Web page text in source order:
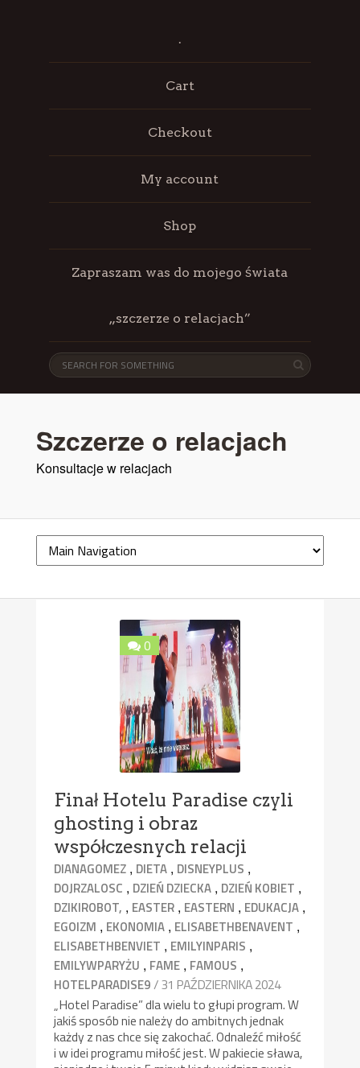
.
Cart
Checkout
My account
Shop
Zapraszam was do mojego świata
„szczerze o relacjach”
Szczerze o relacjach
Konsultacje w relacjach
0
Finał Hotelu Paradise czyli
ghosting i obraz
współczesnych relacji
DIANAGOMEZ , DIETA , DISNEYPLUS ,
DOJRZALOSC , DZIEŃ DZIECKA , DZIEŃ KOBIET ,
DZIKIROBOT, , EASTER , EASTERN , EDUKACJA ,
EGOIZM , EKONOMIA , ELISABETHBENAVENT ,
ELISABETHBENVIET , EMILYINPARIS ,
EMILYWPARYŻU , FAME , FAMOUS ,
HOTELPARADISE9/ 31 PAŹDZIERNIKA 2024
„Hotel Paradise” dla wielu to głupi program. W
jakiś sposób nie należy do ambitnych jednak
każdy z nas chce się zakochać. Odnaleźć miłość
i w idei programu miłość jest. W pakiecie sława,